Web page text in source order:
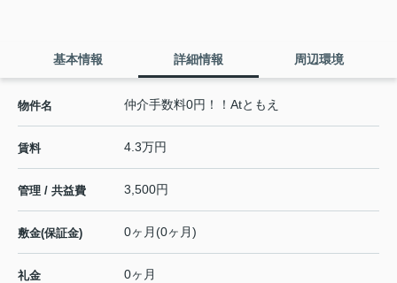
基本情報 詳細情報 周辺環境
物件名 仲介手数料0円！！Atともえ
賃料 4.3万円
管理 / 共益費 3,500円
敷金(保証金) 0ヶ月(0ヶ月)
礼金 0ヶ月